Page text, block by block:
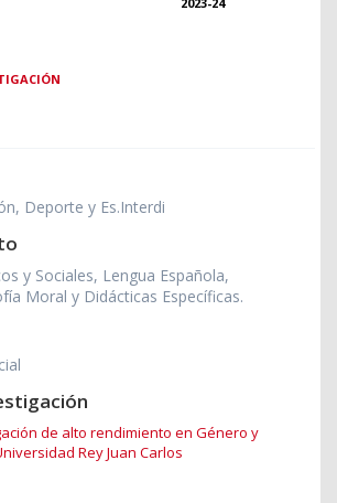
Deporte y Es.Interdi
y Sociales, Lengua Española,
Moral y Didácticas Específicas.
de alto rendimiento en Género y
Rey Juan Carlos